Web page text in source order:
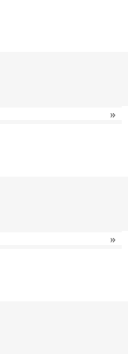
»
»